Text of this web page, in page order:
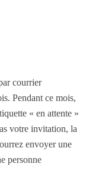
courrier
Pendant ce mois,
« en attente »
votre invitation, la
envoyer une
personne